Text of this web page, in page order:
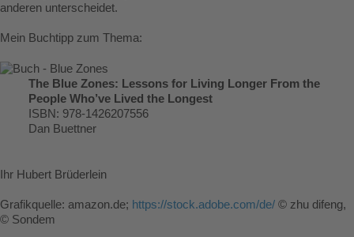
anderen unterscheidet.
Mein Buchtipp zum Thema:
The Blue Zones: Lessons for Living Longer From the
People Who’ve Lived the Longest
ISBN: 978-1426207556
Dan Buettner
Ihr Hubert Brüderlein
Grafikquelle: amazon.de; https://stock.adobe.com/de/ © zhu difeng,
© Sondem